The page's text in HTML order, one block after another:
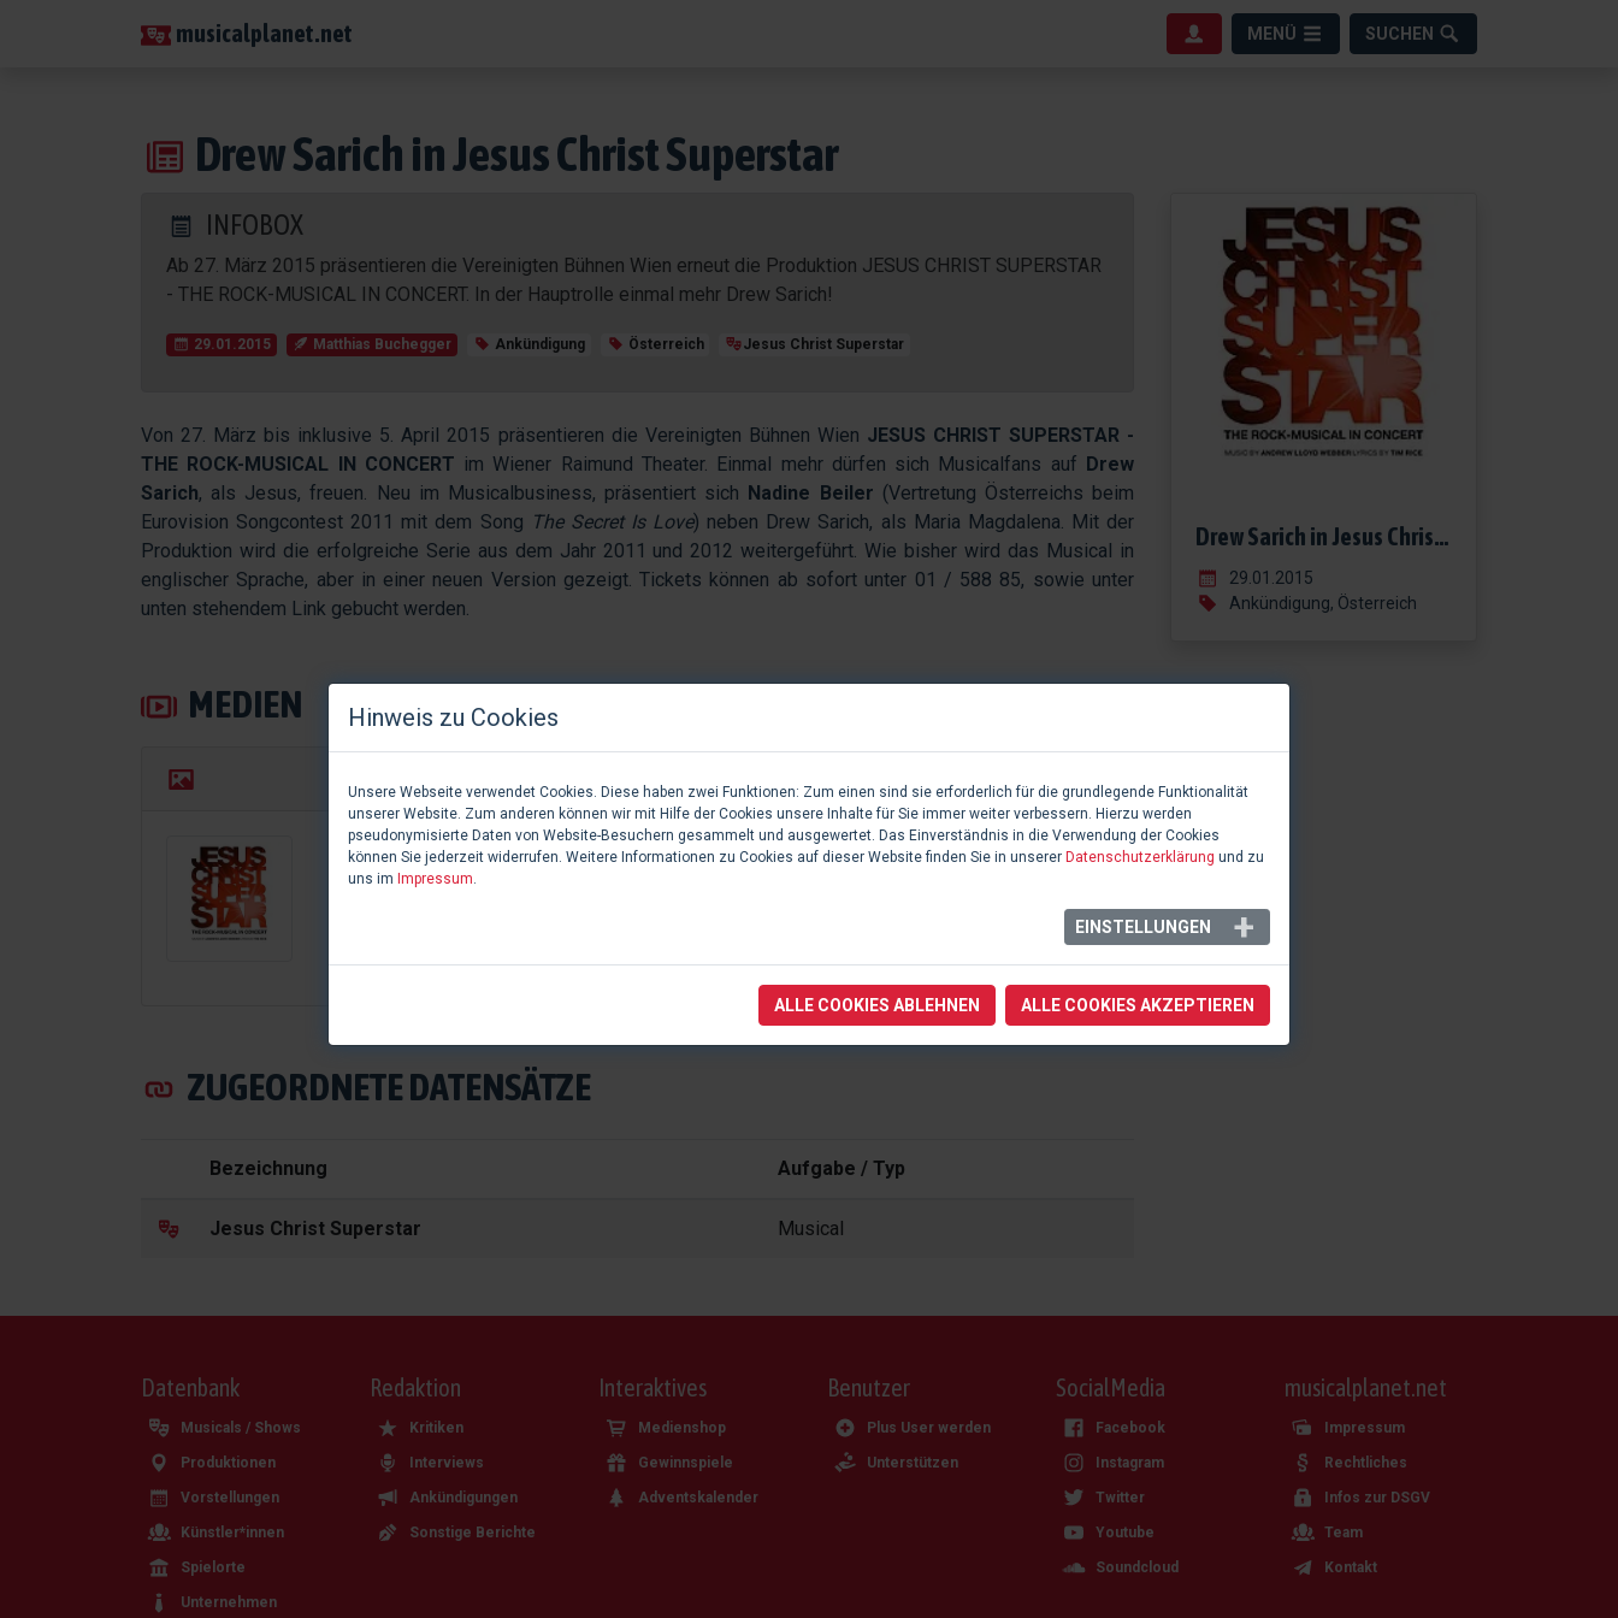
musicalplanet.net MENÜ SUCHEN
Drew Sarich in Jesus Christ Superstar
INFOBOX
Ab 27. März 2015 präsentieren die Vereinigten Bühnen Wien erneut die Produktion JESUS CHRIST SUPERSTAR
- THE ROCK-MUSICAL IN CONCERT. In der Hauptrolle einmal mehr Drew Sarich!
29.01.2015 Matthias Buchegger Ankündigung Österreich Jesus Christ Superstar
Von 27. März bis inklusive 5. April 2015 präsentieren die Vereinigten Bühnen Wien JESUS CHRIST SUPERSTAR -
THE ROCK-MUSICAL IN CONCERT im Wiener Raimund Theater. Einmal mehr dürfen sich Musicalfans auf Drew
Sarich, als Jesus, freuen. Neu im Musicalbusiness, präsentiert sich Nadine Beiler (Vertretung Österreichs beim
Eurovision Songcontest 2011 mit dem Song The Secret Is Love) neben Drew Sarich, als Maria Magdalena. Mit der
Produktion wird die erfolgreiche Serie aus dem Jahr 2011 und 2012 weitergeführt. Wie bisher wird das Musical in
englischer Sprache, aber in einer neuen Version gezeigt. Tickets können ab sofort unter 01 / 588 85, sowie unter
unten stehendem Link gebucht werden.
MEDIEN
ZUGEORDNETE DATENSÄTZE
Bezeichnung Aufgabe / Typ
Jesus Christ Superstar Musical
Drew Sarich in Jesus Christ Superstar
29.01.2015
Ankündigung, Österreich
Datenbank
Musicals / Shows
Produktionen
Vorstellungen
Künstler*innen
Spielorte
Unternehmen
Redaktion
Kritiken
Interviews
Ankündigungen
Sonstige Berichte
Interaktives
Medienshop
Gewinnspiele
Adventskalender
Benutzer
Plus User werden
Unterstützen
SocialMedia
Facebook
Instagram
Twitter
Youtube
Soundcloud
musicalplanet.net
Impressum
Rechtliches
Infos zur DSGV
Team
Kontakt
Hinweis zu Cookies
Unsere Webseite verwendet Cookies. Diese haben zwei Funktionen: Zum einen sind sie erforderlich für die grundlegende Funktionalität
unserer Website. Zum anderen können wir mit Hilfe der Cookies unsere Inhalte für Sie immer weiter verbessern. Hierzu werden
pseudonymisierte Daten von Website-Besuchern gesammelt und ausgewertet. Das Einverständnis in die Verwendung der Cookies
können Sie jederzeit widerrufen. Weitere Informationen zu Cookies auf dieser Website finden Sie in unserer Datenschutzerklärung und zu
uns im Impressum
EINSTELLUNGEN
ALLE COOKIES ABLEHNEN ALLE COOKIES AKZEPTIEREN